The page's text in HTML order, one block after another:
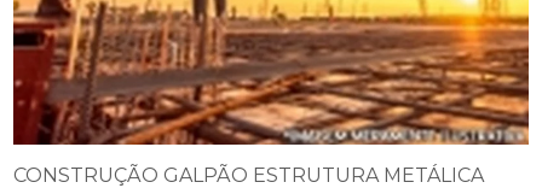
CONSTRUÇÃO GALPÃO ESTRUTURA METÁLICA